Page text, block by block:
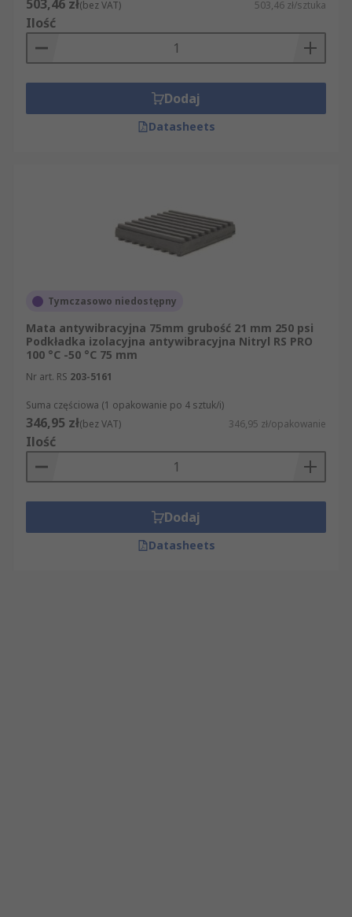
503,46 zł(bez VAT) 503,46 zł/sztuka
Ilość
Dodaj
Datasheets
Tymczasowo niedostępny
Mata antywibracyjna 75mm grubość 21 mm 250 psi
Podkładka izolacyjna antywibracyjna Nitryl RS PRO
100 °C -50 °C 75 mm
Nr art. RS 203-5161
Suma częściowa (1 opakowanie po 4 sztuk/i)
346,95 zł(bez VAT) 346,95 zł/opakowanie
Ilość
Dodaj
Datasheets